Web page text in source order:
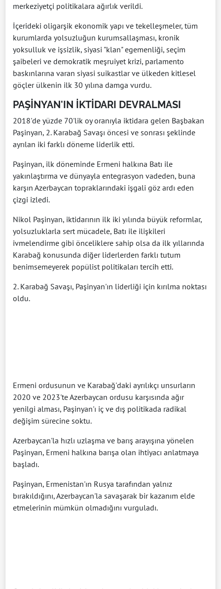
merkeziyetçi politikalara ağırlık verildi.
İçerideki oligarşik ekonomik yapı ve tekelleşmeler, tüm
kurumlarda yolsuzluğun kurumsallaşması, kronik
yoksulluk ve işsizlik, siyasi "klan" egemenliği, seçim
şaibeleri ve demokratik meşruiyet krizi, parlamento
baskınlarına varan siyasi suikastlar ve ülkeden kitlesel
göçler ülkenin ilk 30 yılına damga vurdu.
PAŞİNYAN'IN İKTİDARI DEVRALMASI
2018'de yüzde 70'lik oy oranıyla iktidara gelen Başbakan
Paşinyan, 2. Karabağ Savaşı öncesi ve sonrası şeklinde
ayrılan iki farklı döneme liderlik etti.
Paşinyan, ilk döneminde Ermeni halkına Batı ile
yakınlaştırma ve dünyayla entegrasyon vadeden, buna
karşın Azerbaycan topraklarındaki işgali göz ardı eden
çizgi izledi.
Nikol Paşinyan, iktidarının ilk iki yılında büyük reformlar,
yolsuzluklarla sert mücadele, Batı ile ilişkileri
ivmelendirme gibi önceliklere sahip olsa da ilk yıllarında
Karabağ konusunda diğer liderlerden farklı tutum
benimsemeyerek popülist politikaları tercih etti.
2. Karabağ Savaşı, Paşinyan'ın liderliği için kırılma noktası
oldu.
Ermeni ordusunun ve Karabağ'daki ayrılıkçı unsurların
2020 ve 2023'te Azerbaycan ordusu karşısında ağır
yenilgi alması, Paşinyan'ı iç ve dış politikada radikal
değişim sürecine soktu.
Azerbaycan'la hızlı uzlaşma ve barış arayışına yönelen
Paşinyan, Ermeni halkına barışa olan ihtiyacı anlatmaya
başladı.
Paşinyan, Ermenistan'ın Rusya tarafından yalnız
bırakıldığını, Azerbaycan'la savaşarak bir kazanım elde
etmelerinin mümkün olmadığını vurguladı.